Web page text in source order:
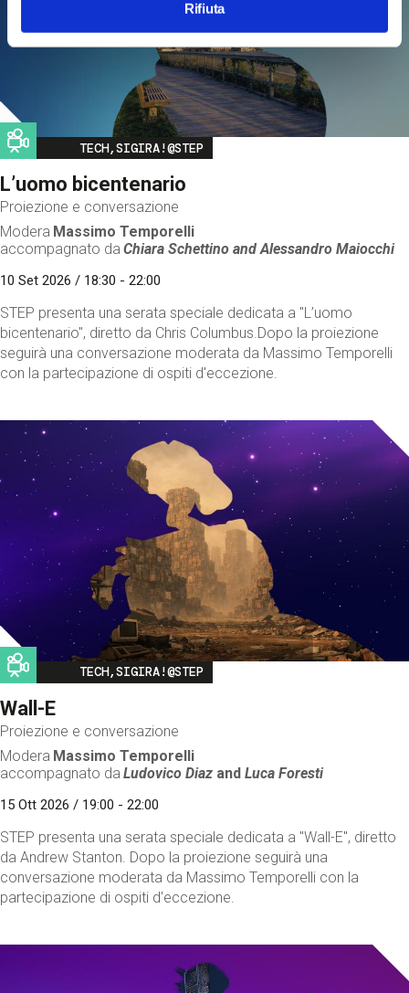
Rifiuta
Image
TECH,SIGIRA!@STEP
L’uomo bicentenario
Proiezione e conversazione
Modera Massimo Temporelli
accompagnato da Chiara Schettino andAlessandro Maiocchi
10 Set 2026 / 18:30 - 22:00
STEP presenta una serata speciale dedicata a "L’uomo
bicentenario", diretto da Chris Columbus.Dopo la proiezione
seguirà una conversazione moderata da Massimo Temporelli
con la partecipazione di ospiti d'eccezione.
Image
TECH,SIGIRA!@STEP
Wall-E
Proiezione e conversazione
Modera Massimo Temporelli
accompagnato da Ludovico Diaz andLuca Foresti
15 Ott 2026 / 19:00 - 22:00
STEP presenta una serata speciale dedicata a "Wall-E", diretto
da Andrew Stanton. Dopo la proiezione seguirà una
conversazione moderata da Massimo Temporelli con la
partecipazione di ospiti d'eccezione.